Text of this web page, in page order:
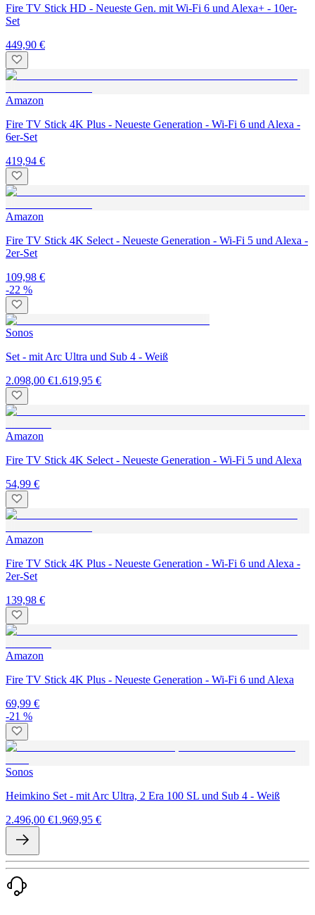
Fire TV Stick HD - Neueste Gen. mit Wi-Fi 6 und Alexa+ - 10er-
Set
449,90 €
Amazon
Fire TV Stick 4K Plus - Neueste Generation - Wi-Fi 6 und Alexa -
6er-Set
419,94 €
Amazon
Fire TV Stick 4K Select - Neueste Generation - Wi-Fi 5 und Alexa -
2er-Set
109,98 €
-22 %
Sonos
Set - mit Arc Ultra und Sub 4 - Weiß
2.098,00 €1.619,95 €
Amazon
Fire TV Stick 4K Select - Neueste Generation - Wi-Fi 5 und Alexa
54,99 €
Amazon
Fire TV Stick 4K Plus - Neueste Generation - Wi-Fi 6 und Alexa -
2er-Set
139,98 €
Amazon
Fire TV Stick 4K Plus - Neueste Generation - Wi-Fi 6 und Alexa
69,99 €
-21 %
Sonos
Heimkino Set - mit Arc Ultra, 2 Era 100 SL und Sub 4 - Weiß
2.496,00 €1.969,95 €